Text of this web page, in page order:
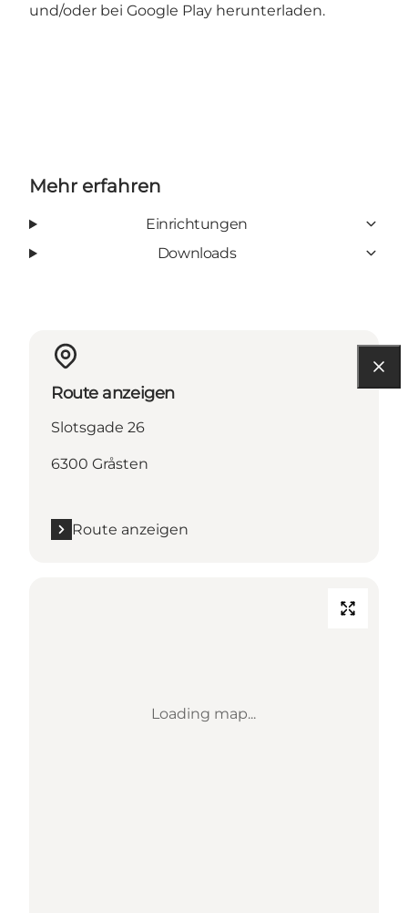
und/oder bei Google Play herunterladen.
Mehr erfahren
Einrichtungen
Downloads
Route anzeigen
Slotsgade 26
6300 Gråsten
Route anzeigen
Loading map...